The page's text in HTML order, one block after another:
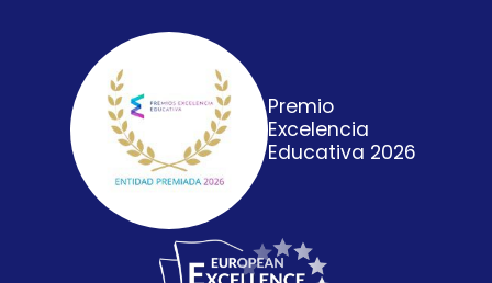
Premio
Excelencia
Educativa 2026